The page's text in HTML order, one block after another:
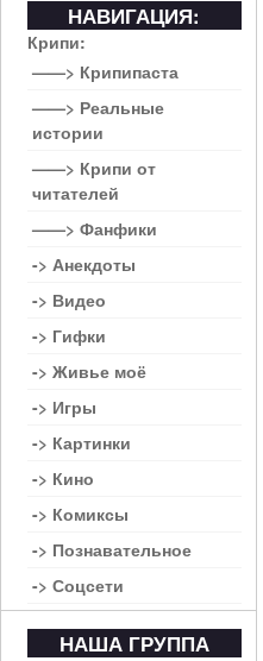
НАВИГАЦИЯ:
Крипи:
——> Крипипаста
——> Реальные
истории
——> Крипи от
читателей
——> Фанфики
-> Анекдоты
-> Видео
-> Гифки
-> Живье моё
-> Игры
-> Картинки
-> Кино
-> Комиксы
-> Познавательное
-> Соцсети
НАША ГРУППА